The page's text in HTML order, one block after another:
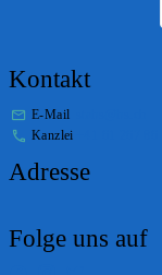
Kontakt
E-Mail
Kanzlei
Adresse
Folge uns auf